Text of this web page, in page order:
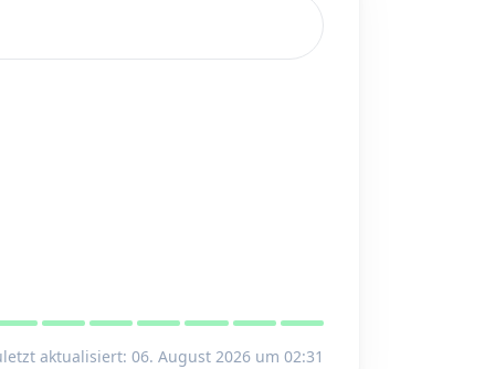
aktualisiert: 06. August 2026 um 02:31